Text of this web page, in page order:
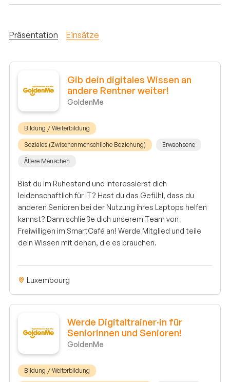
Präsentation Einsätze
Gib dein digitales Wissen an
andere Rentner weiter!
GoldenMe
Bildung / Weiterbildung
Soziales (Zwischenmenschliche Beziehung) Erwachsene
Ältere Menschen
Bist du im Ruhestand und interessierst dich
leidenschaftlich für IT? Hast du das Gefühl, dass du
anderen Senioren bei der Nutzung ihres Laptops helfen
kannst? Dann schließe dich unserem Team von
Freiwilligen im SmartCafé an! Werde Mitglied und teile
dein Wissen mit denen, die es brauchen.
Luxembourg
Werde Digitaltrainer·in für
Seniorinnen und Senioren!
GoldenMe
Bildung / Weiterbildung